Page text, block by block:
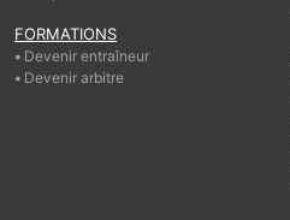
FORMATIONS
Devenir entraîneur
Devenir arbitre